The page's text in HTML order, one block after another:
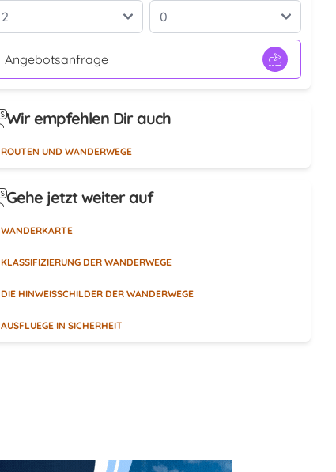
Angebotsanfrage
Wir empfehlen Dir auch
ROUTEN UND WANDERWEGE
Gehe jetzt weiter auf
WANDERKARTE
KLASSIFIZIERUNG DER WANDERWEGE
DIE HINWEISSCHILDER DER WANDERWEGE
AUSFLUEGE IN SICHERHEIT